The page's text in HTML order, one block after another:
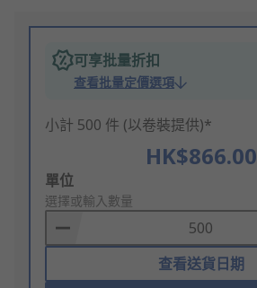
可享批量折扣
查看批量定價選項
小計 500 件 (以卷裝提供)*
HK$866.00
Add
to
Basket
單位
選擇或輸入數量
查看送貨日期